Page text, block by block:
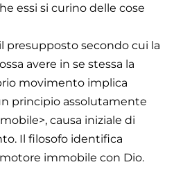
essi si curino delle cose
presupposto secondo cui la
avere in se stessa la
movimento implica
principio assolutamente
causa iniziale di
Il filosofo identifica
immobile con Dio.